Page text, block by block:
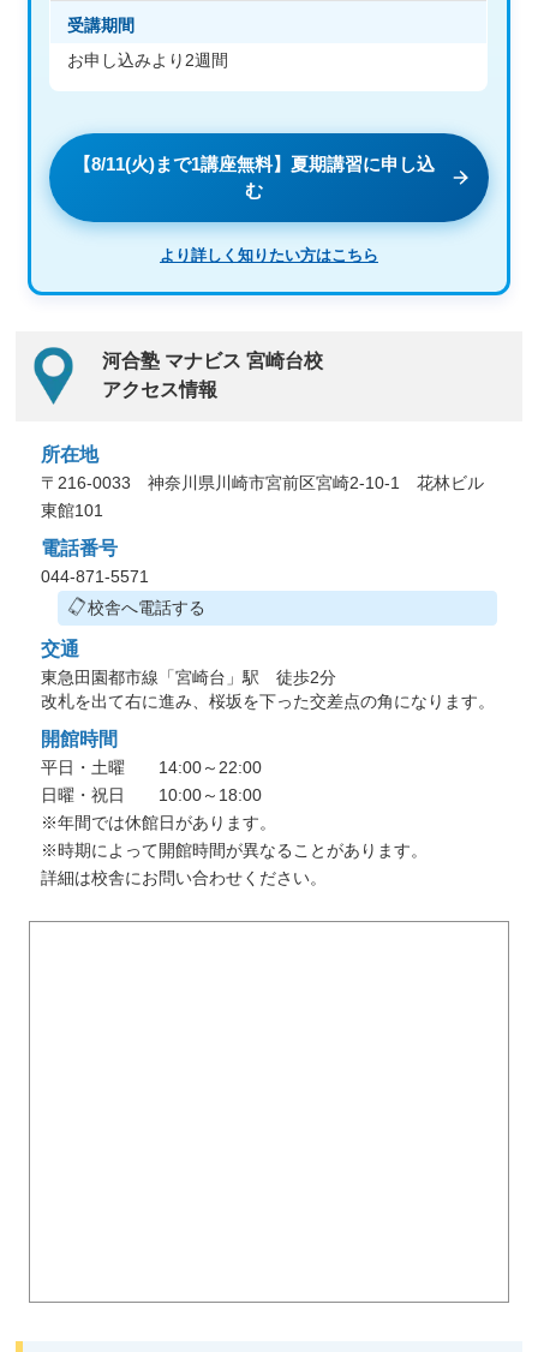
受講期間
お申し込みより2週間
【8/11(火)まで1講座無料】夏期講習に申し込
む
より詳しく知りたい方はこちら
河合塾 マナビス 宮崎台校
アクセス情報
所在地
〒216-0033 神奈川県川崎市宮前区宮崎2-10-1 花林ビル
東館101
電話番号
044-871-5571
校舎へ電話する
交通
東急田園都市線「宮崎台」駅 徒歩2分
改札を出て右に進み、桜坂を下った交差点の角になります。
開館時間
平日・土曜 14:00～22:00
日曜・祝日 10:00～18:00
※年間では休館日があります。
※時期によって開館時間が異なることがあります。
詳細は校舎にお問い合わせください。